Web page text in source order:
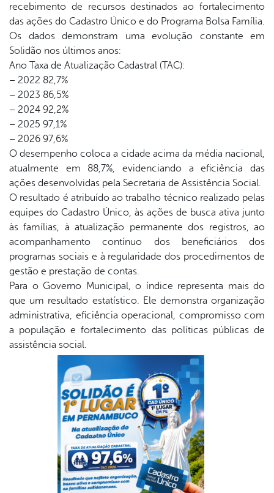
recebimento de recursos destinados ao fortalecimento
das ações do Cadastro Único e do Programa Bolsa Família.
Os dados demonstram uma evolução constante em
Solidão nos últimos anos:
Ano Taxa de Atualização Cadastral (TAC):
– 2022 82,7%
– 2023 86,5%
– 2024 92,2%
– 2025 97,1%
– 2026 97,6%
O desempenho coloca a cidade acima da média nacional,
atualmente em 88,7%, evidenciando a eficiência das
ações desenvolvidas pela Secretaria de Assistência Social.
O resultado é atribuído ao trabalho técnico realizado pelas
equipes do Cadastro Único, às ações de busca ativa junto
às famílias, à atualização permanente dos registros, ao
acompanhamento contínuo dos beneficiários dos
programas sociais e à regularidade dos procedimentos de
gestão e prestação de contas.
Para o Governo Municipal, o índice representa mais do
que um resultado estatístico. Ele demonstra organização
administrativa, eficiência operacional, compromisso com
a população e fortalecimento das políticas públicas de
assistência social.